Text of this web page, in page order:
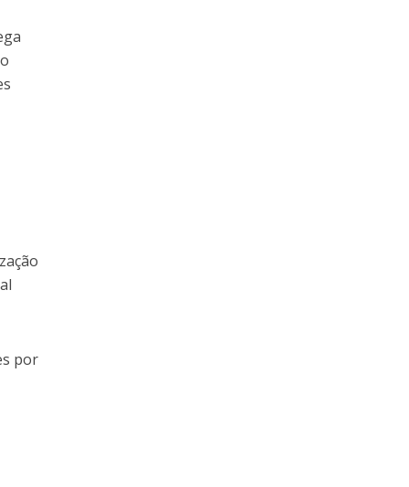
por